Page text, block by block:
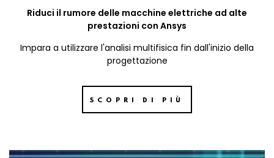
Riduci il rumore delle macchine elettriche ad alte
prestazioni con Ansys
Impara a utilizzare l'analisi multifisica fin dall'inizio della
progettazione
SCOPRI DI PIÙ